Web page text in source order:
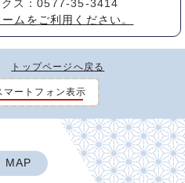
ス：0577-35-3414
ムをご利用ください。
トップページへ戻る
マートフォン表示
MAP